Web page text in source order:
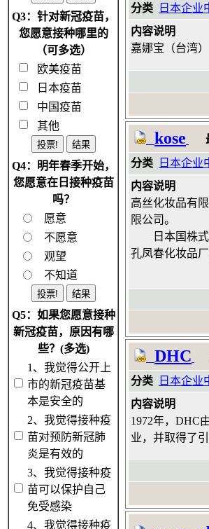
Q3：针对新冠疫苗，
您愿意接种哪里的
（可多选）
欧美疫苗
日本疫苗
中国疫苗
其他
Q4：明年春季开始，
您愿意在日接种疫苗
吗？
愿意
不愿意
观望
不知道
Q5：如果您愿意接种
新冠疫苗，原因有哪
些？(多选)
1、我觉得公开上
市的新冠疫苗基
本是安全的
2、我觉得接种疫
苗对预防新冠肺
炎是有效的
3、我觉得接种疫
苗可以保护自己
免受感染
4、我觉得接种疫
分类
日本企业
内容说明
嘉娜宝（台湾）
kose
分类
日本企业
内容说明
高丝化妆品有
限公司。
日本国株式会
孔凤春化妆品
DHC
分类
日本企业
内容说明
1972年，DHC
业，并取得了